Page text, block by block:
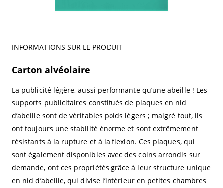
INFORMATIONS SUR LE PRODUIT
Carton alvéolaire
La publicité légère, aussi performante qu’une abeille ! Les
supports publicitaires constitués de plaques en nid
d’abeille sont de véritables poids légers ; malgré tout, ils
ont toujours une stabilité énorme et sont extrêmement
résistants à la rupture et à la flexion. Ces plaques, qui
sont également disponibles avec des coins arrondis sur
demande, ont ces propriétés grâce à leur structure unique
en nid d’abeille, qui divise l’intérieur en petites chambres